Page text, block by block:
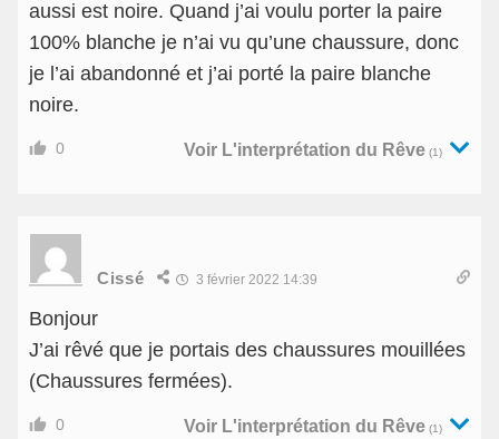
aussi est noire. Quand j’ai voulu porter la paire
100% blanche je n’ai vu qu’une chaussure, donc
je l’ai abandonné et j’ai porté la paire blanche
noire.
0 Voir L'interprétation du Rêve (1)
Cissé 3 février 2022 14:39
Bonjour
J’ai rêvé que je portais des chaussures mouillées
(Chaussures fermées).
0 Voir L'interprétation du Rêve (1)